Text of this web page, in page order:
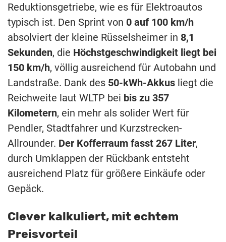
Reduktionsgetriebe, wie es für Elektroautos
typisch ist. Den Sprint von 0 auf 100 km/h
absolviert der kleine Rüsselsheimer in 8,1
Sekunden, die Höchstgeschwindigkeit liegt bei
150 km/h, völlig ausreichend für Autobahn und
Landstraße. Dank des 50-kWh-Akkus liegt die
Reichweite laut WLTP bei bis zu 357
Kilometern, ein mehr als solider Wert für
Pendler, Stadtfahrer und Kurzstrecken-
Allrounder. Der Kofferraum fasst 267 Liter,
durch Umklappen der Rückbank entsteht
ausreichend Platz für größere Einkäufe oder
Gepäck.
Clever kalkuliert, mit echtem
Preisvorteil